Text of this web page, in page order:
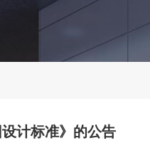
计标准》的公告